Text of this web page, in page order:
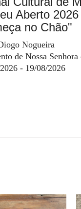
Aberto
no Chão"
Nogueira
de Nossa
- 19/08/2026